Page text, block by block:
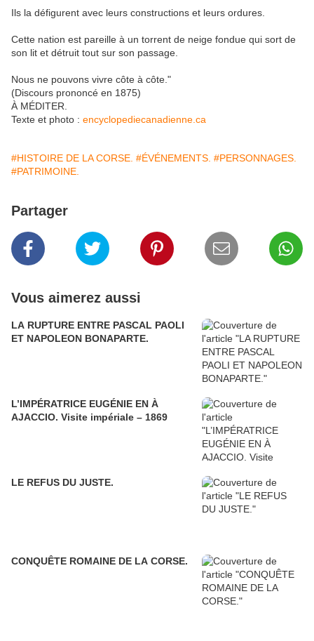
Ils la défigurent avec leurs constructions et leurs ordures.
Cette nation est pareille à un torrent de neige fondue qui sort de
son lit et détruit tout sur son passage.
Nous ne pouvons vivre côte à côte."
(Discours prononcé en 1875)
À MÉDITER.
Texte et photo : encyclopediecanadienne.ca
#HISTOIRE DE LA CORSE. #ÉVÉNEMENTS. #PERSONNAGES.
#PATRIMOINE.
Partager
Vous aimerez aussi
LA RUPTURE ENTRE PASCAL PAOLI
ET NAPOLEON BONAPARTE.
L’IMPÉRATRICE EUGÉNIE EN À
AJACCIO. Visite impériale – 1869
LE REFUS DU JUSTE.
CONQUÊTE ROMAINE DE LA CORSE.